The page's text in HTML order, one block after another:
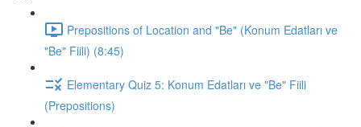
Prepositions of Location and "Be" (Konum Edatları ve
"Be" Fiili) (8:45)
Elementary Quiz 5: Konum Edatları ve "Be" Fiili
(Prepositions)